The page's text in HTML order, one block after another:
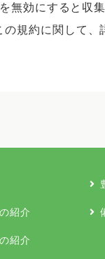
無効にすると収
の規約に関して、
紹介
紹介